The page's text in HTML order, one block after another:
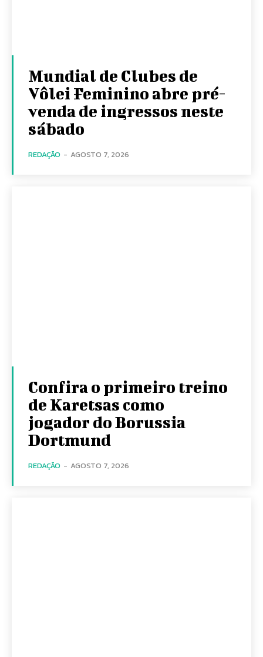
Mundial de Clubes de
Vôlei Feminino abre pré-
venda de ingressos neste
sábado
REDAÇÃO - AGOSTO 7, 2026
Confira o primeiro treino
de Karetsas como
jogador do Borussia
Dortmund
REDAÇÃO - AGOSTO 7, 2026